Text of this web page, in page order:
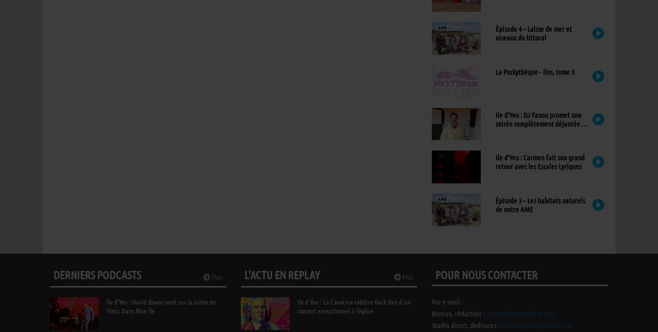
Épisode 4 – Laisse de mer et
oiseaux du littoral
La Pockythèque - Ilos, tome 3
Ile d’Yeu : DJ Fanou promet une
soirée complètement déjantée à
Ile d’Yeu : Carmen fait son grand
retour avec les Escales Lyriques
Épisode 3 – Les habitats naturels
de notre AME
Plus
DERNIERS PODCASTS
Île d’Yeu : David Bowie revit sur la scène de
Viens Dans Mon Île
Plus
L'ACTU EN REPLAY
Ile d’Yeu : La Cavatine célèbre Bach lors d’un
concert exceptionnel à l’église
POUR NOUS CONTACTER
Par e-mail :
Bureau, rédaction : contact@neptunefm.com
Studio direct, dédicaces : antenne@neptunefm.com